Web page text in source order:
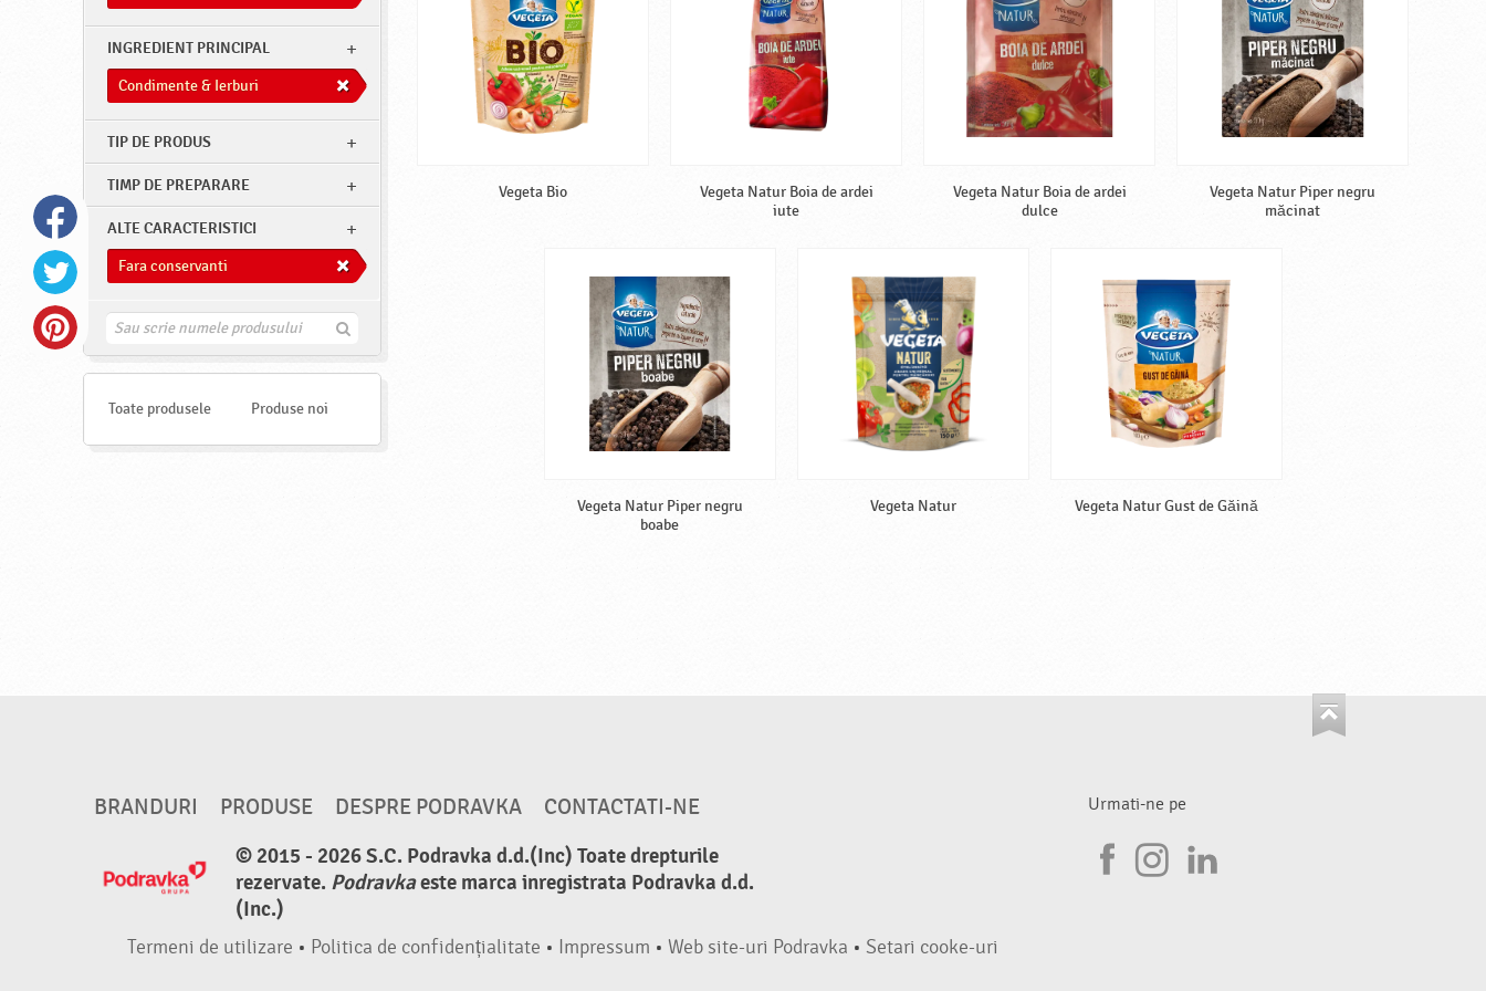
INGREDIENT PRINCIPAL
Condimente & Ierburi
TIP DE PRODUS
TIMP DE PREPARARE
ALTE CARACTERISTICI
Fara conservanti
G
e
Toate produsele Produse noi
Vegeta Bio
Vegeta Natur Boia de ardei
iute
Vegeta Natur Boia de ardei
dulce
Vegeta Natur Piper negru
măcinat
Vegeta Natur Piper negru
boabe
Vegeta Natur Vegeta Natur Gust de Găină
BRANDURI PRODUSE DESPRE PODRAVKA
CONTACTATI-NE
© 2015 - 2026 S.C. Podravka d.d.(Inc) Toate drepturile
rezervate. Podravkaeste marca inregistrata Podravka d.d.
(Inc.)
Termeni de utilizare • Politica de confidențialitate • Impressum • Web site-uri Podravka • Setari cooke-uri
Urmati-ne pe
I